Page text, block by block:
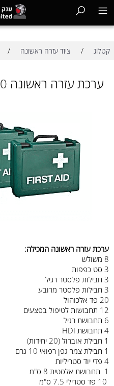
קטלוג / ציוד עזרה ראשונה /
ערכת עזרה ראשונה SOS40
ערכת עזרה ראשונה המכילה:
8 משולש
3 סט כפפות
3 חבילות פלסטר רגיל
3 חבילות פלסטר מרובע
20 פד אלכוהול
12 תחבושות לטיפול בפצעים
6 תחבושת רגיל
4 תחבושת HDI
1 חבילת אוברול (20 יחידות)
1 חבילת צמר גפן רפואי 10 גרם
4 פדי יוד סטריליות
1 תחבושת אלסטית 8 ס"מ